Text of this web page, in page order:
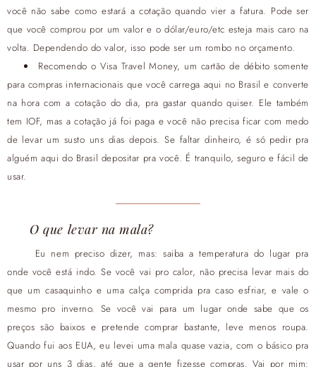
você não sabe como estará a cotação quando vier a fatura. Pode ser
que você comprou por um valor e o dólar/euro/etc esteja mais caro na
volta. Dependendo do valor, isso pode ser um rombo no orçamento.
Recomendo o Visa Travel Money, um cartão de débito somente
para compras internacionais que você carrega aqui no Brasil e converte
na hora com a cotação do dia, pra gastar quando quiser. Ele também
tem IOF, mas a cotação já foi paga e você não precisa ficar com medo
de levar um susto uns dias depois. Se faltar dinheiro, é só pedir pra
alguém aqui do Brasil depositar pra você. É tranquilo, seguro e fácil de
usar.
O que levar na mala?
Eu nem preciso dizer, mas: saiba a temperatura do lugar pra
onde você está indo. Se você vai pro calor, não precisa levar mais do
que um casaquinho e uma calça comprida pra caso esfriar, e vale o
mesmo pro inverno. Se você vai para um lugar onde sabe que os
preços são baixos e pretende comprar bastante, leve menos roupa.
Quando fui aos EUA, eu levei uma mala quase vazia, com o básico pra
usar por uns 3 dias, até que a gente fizesse compras. Vai por mim: